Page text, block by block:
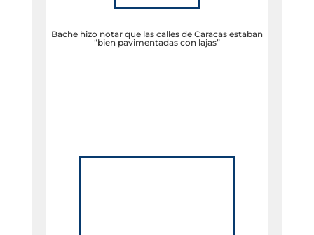
Bache hizo notar que las calles de Caracas estaban
“bien pavimentadas con lajas”